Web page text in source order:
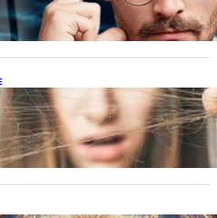
deficiențe de proteine:
sănătății tale